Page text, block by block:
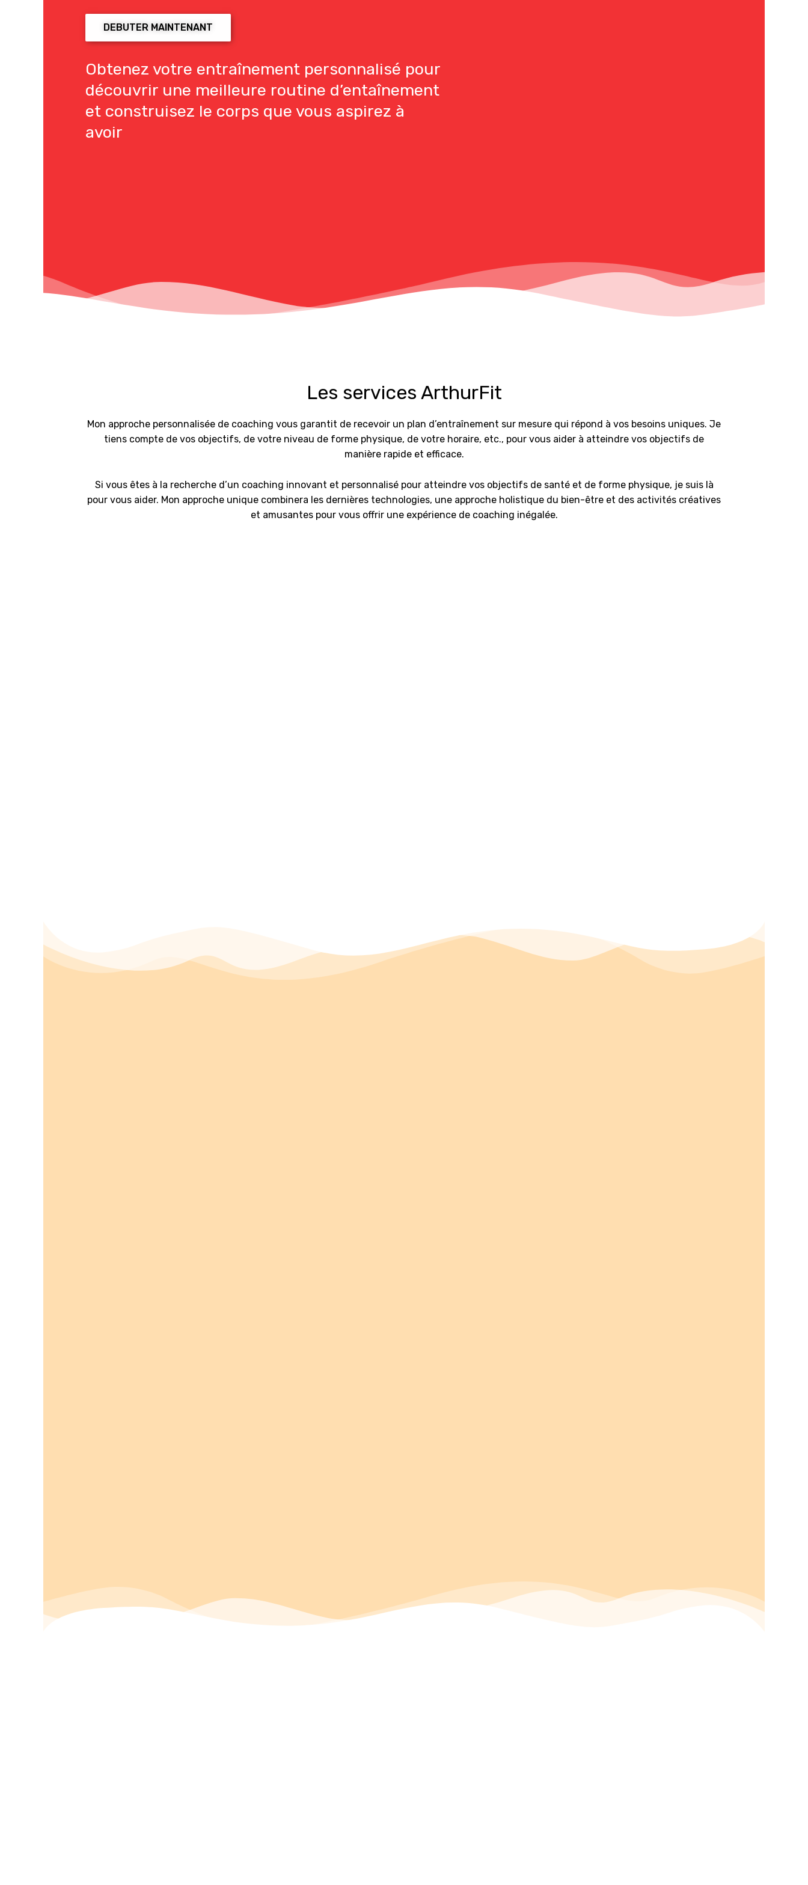
DEBUTER MAINTENANT
Obtenez votre entraînement personnalisé pour
découvrir une meilleure routine d’entaînement
et construisez le corps que vous aspirez à
avoir
Les services ArthurFit
Mon approche personnalisée de coaching vous garantit de recevoir un plan d’entraînement sur mesure qui répond à vos besoins uniques. Je
tiens compte de vos objectifs, de votre niveau de forme physique, de votre horaire, etc., pour vous aider à atteindre vos objectifs de
manière rapide et efficace.
Si vous êtes à la recherche d’un coaching innovant et personnalisé pour atteindre vos objectifs de santé et de forme physique, je suis là
pour vous aider. Mon approche unique combinera les dernières technologies, une approche holistique du bien-être et des activités créatives
et amusantes pour vous offrir une expérience de coaching inégalée.